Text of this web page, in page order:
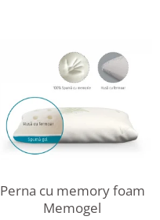
Perna cu memory foam
Memogel